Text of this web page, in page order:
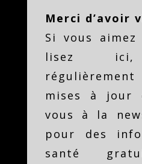
Merci d’avoir
Si vous
lisez ici,
mises à jour
vous à la
pour des
santé